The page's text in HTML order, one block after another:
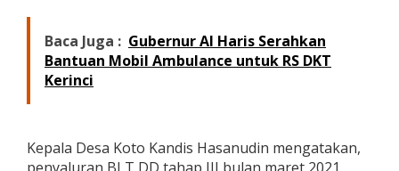
a
h
a
T
a
Baca Juga : Gubernur Al Haris Serahkan
Bantuan Mobil Ambulance untuk RS DKT
Kerinci
Kepala Desa Koto Kandis Hasanudin mengatakan,